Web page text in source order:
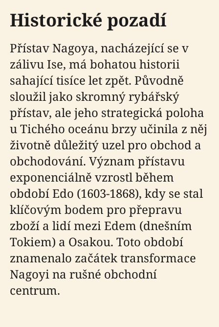
Historické pozadí
Přístav Nagoya, nacházející se v
zálivu Ise, má bohatou historii
sahající tisíce let zpět. Původně
sloužil jako skromný rybářský
přístav, ale jeho strategická poloha
u Tichého oceánu brzy učinila z něj
životně důležitý uzel pro obchod a
obchodování. Význam přístavu
exponenciálně vzrostl během
období Edo (1603-1868), kdy se stal
klíčovým bodem pro přepravu
zboží a lidí mezi Edem (dnešním
Tokiem) a Osakou. Toto období
znamenalo začátek transformace
Nagoyi na rušné obchodní
centrum.